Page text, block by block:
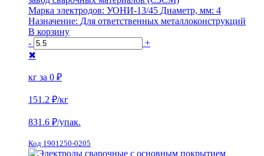
Марка электродов: УОНИ-13/45 Диаметр, мм: 4
Назначение: Для ответственных металлоконструкций
В корзину
-
+
✖
кг за 0 ₽
151.2 ₽/кг
831.6 ₽/упак.
Код 1901250-0205